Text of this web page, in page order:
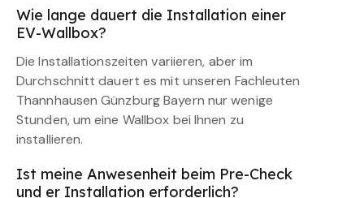
Wie lange dauert die Installation einer
EV-Wallbox?
Die Installationszeiten variieren, aber im
Durchschnitt dauert es mit unseren Fachleuten
Thannhausen Günzburg Bayern nur wenige
Stunden, um eine Wallbox bei Ihnen zu
installieren.
Ist meine Anwesenheit beim Pre-Check
und er Installation erforderlich?